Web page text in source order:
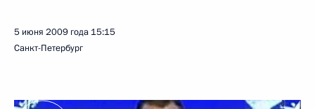
5 июня 2009 года 15:15
Санкт-Петербург